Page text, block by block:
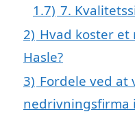
1.7) 7.
2) Hvad koster
Hasle?
3) Fordele ved at
nedrivningsfirma